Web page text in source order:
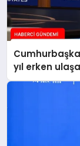
yıl erken